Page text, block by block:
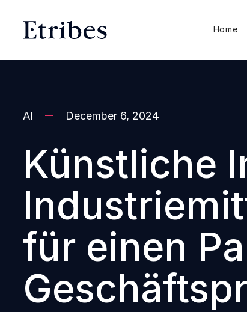
Home
AI December 6, 2024
Künstliche
für einen